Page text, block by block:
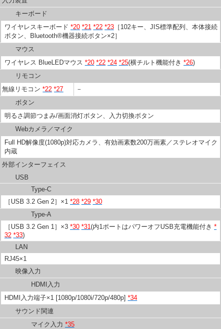
キーボード
ワイヤレスキーボード *20 *21 *22 *23［102キー、JIS標準配列、本体接続
ボタン、Bluetooth®機器接続ボタン×2］
マウス
ワイヤレス BlueLEDマウス *20 *22 *24 *25(横チルト機能付き *26)
リモコン
無線リモコン*22 *27
－
ボタン
明るさ調節つまみ/画面消灯ボタン、入力切換ボタン
Webカメラ／マイク
Full HD解像度(1080p)対応カメラ、有効画素数200万画素／ステレオマイク
内蔵
外部インターフェイス
USB
Type-C
［USB 3.2 Gen 2］×1 *28 *29 *30
Type-A
［USB 3.2 Gen 1］×3 *30 *31(内1ポートはパワーオフUSB充電機能付き *
32 *33)
LAN
RJ45×1
映像入力
HDMI入力
HDMI入力端子×1 [1080p/1080i/720p/480p] *34
サウンド関連
マイク入力 *35